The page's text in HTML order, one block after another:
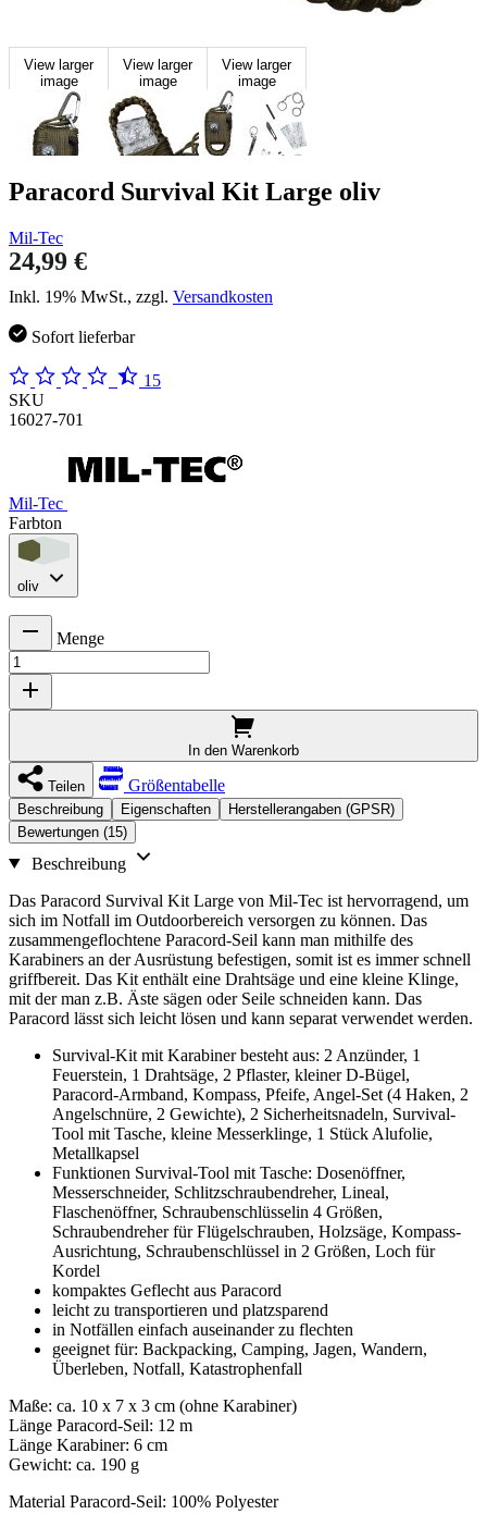
View larger
image
View larger
image
View larger
image
Paracord Survival Kit Large oliv
Mil-Tec
24,99 €
Inkl. 19% MwSt., zzgl. Versandkosten
Sofort lieferbar
15
SKU
16027-701
Mil-Tec
Farbton
oliv
Menge
In den Warenkorb
Teilen Größentabelle
Beschreibung Eigenschaften
Herstellerangaben (GPSR)
Bewertungen (15)
Beschreibung
Das Paracord Survival Kit Large von Mil-Tec ist hervorragend, um
sich im Notfall im Outdoorbereich versorgen zu können. Das
zusammengeflochtene Paracord-Seil kann man mithilfe des
Karabiners an der Ausrüstung befestigen, somit ist es immer schnell
griffbereit. Das Kit enthält eine Drahtsäge und eine kleine Klinge,
mit der man z.B. Äste sägen oder Seile schneiden kann. Das
Paracord lässt sich leicht lösen und kann separat verwendet werden.
Survival-Kit mit Karabiner besteht aus: 2 Anzünder, 1
Feuerstein, 1 Drahtsäge, 2 Pflaster, kleiner D-Bügel,
Paracord-Armband, Kompass, Pfeife, Angel-Set (4 Haken, 2
Angelschnüre, 2 Gewichte), 2 Sicherheitsnadeln, Survival-
Tool mit Tasche, kleine Messerklinge, 1 Stück Alufolie,
Metallkapsel
Funktionen Survival-Tool mit Tasche: Dosenöffner,
Messerschneider, Schlitzschraubendreher, Lineal,
Flaschenöffner, Schraubenschlüsselin 4 Größen,
Schraubendreher für Flügelschrauben, Holzsäge, Kompass-
Ausrichtung, Schraubenschlüssel in 2 Größen, Loch für
Kordel
kompaktes Geflecht aus Paracord
leicht zu transportieren und platzsparend
in Notfällen einfach auseinander zu flechten
geeignet für: Backpacking, Camping, Jagen, Wandern,
Überleben, Notfall, Katastrophenfall
Maße: ca. 10 x 7 x 3 cm (ohne Karabiner)
Länge Paracord-Seil: 12 m
Länge Karabiner: 6 cm
Gewicht: ca. 190 g
Material Paracord-Seil: 100% Polyester